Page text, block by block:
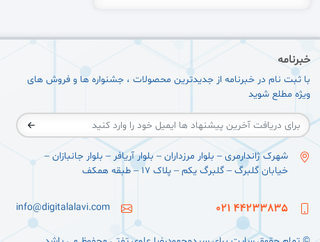
خبرنامه
با ثبت نام در خبرنامه از جدیدترین محصولات ، جشنواره ها و فروش های
ویژه مطلع شوید
شهرک ژاندارمری – بلوار مرزداران – بلوار آریافر – بلوار جانبازان –
خیابان گلبرگ – گلبرگ یکم – پلاک ۱۷ – طبقه همکف
44233835 021
info@digitalalavi.com